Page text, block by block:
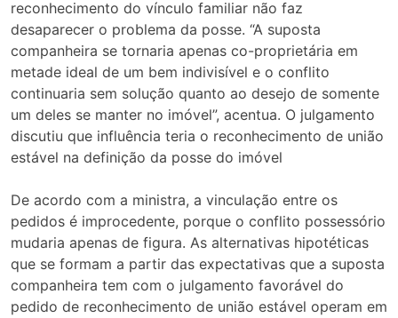
reconhecimento do vínculo familiar não faz
desaparecer o problema da posse. “A suposta
companheira se tornaria apenas co-proprietária em
metade ideal de um bem indivisível e o conflito
continuaria sem solução quanto ao desejo de somente
um deles se manter no imóvel”, acentua. O julgamento
discutiu que influência teria o reconhecimento de união
estável na definição da posse do imóvel
De acordo com a ministra, a vinculação entre os
pedidos é improcedente, porque o conflito possessório
mudaria apenas de figura. As alternativas hipotéticas
que se formam a partir das expectativas que a suposta
companheira tem com o julgamento favorável do
pedido de reconhecimento de união estável operam em